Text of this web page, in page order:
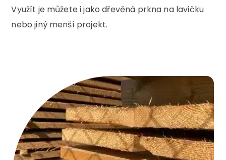
Využít je můžete i jako dřevěná prkna na lavičku
nebo jiný menší projekt.